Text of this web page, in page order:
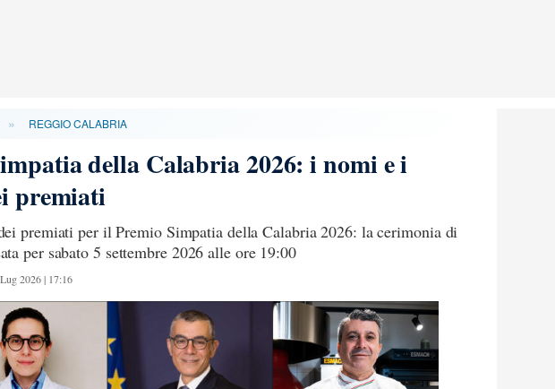
» REGGIO CALABRIA
della Calabria 2026: i nomi e i
premiati
premiati per il Premio Simpatia della Calabria 2026: la cerimonia di
per sabato 5 settembre 2026 alle ore 19:00
2026 | 17:16